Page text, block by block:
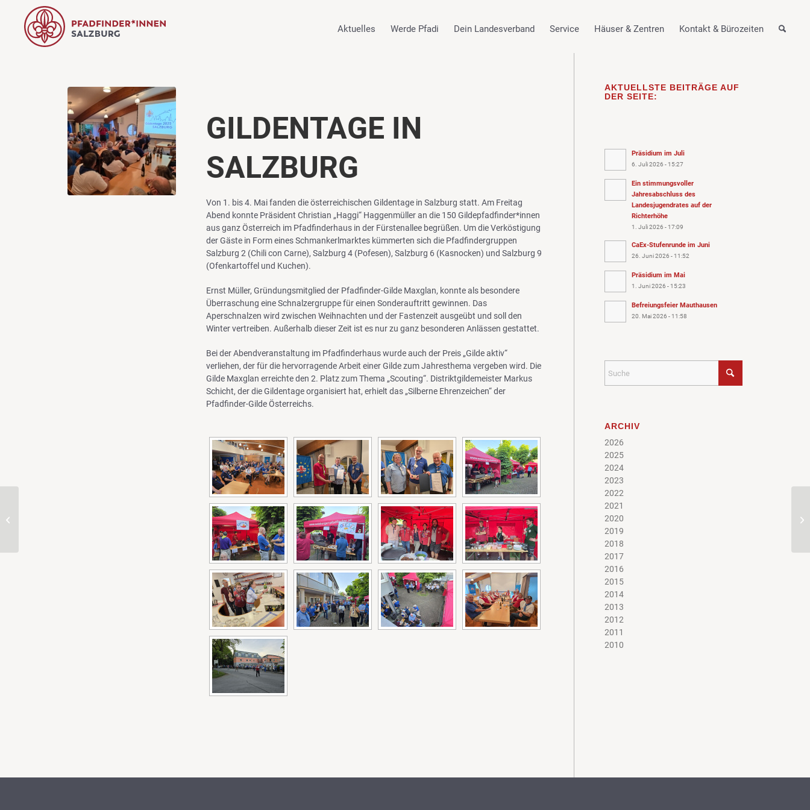
Aktuelles Werde Pfadi Dein Landesverband Service Häuser & Zentren Kontakt & Bürozeiten
GILDENTAGE IN
SALZBURG
Von 1. bis 4. Mai fanden die österreichischen Gildentage in Salzburg statt. Am Freitag
Abend konnte Präsident Christian „Haggi“ Haggenmüller an die 150 Gildepfadfinder*innen
aus ganz Österreich im Pfadfinderhaus in der Fürstenallee begrüßen. Um die Verköstigung
der Gäste in Form eines Schmankerlmarktes kümmerten sich die Pfadfindergruppen
Salzburg 2 (Chili con Carne), Salzburg 4 (Pofesen), Salzburg 6 (Kasnocken) und Salzburg 9
(Ofenkartoffel und Kuchen).
Ernst Müller, Gründungsmitglied der Pfadfinder-Gilde Maxglan, konnte als besondere
Überraschung eine Schnalzergruppe für einen Sonderauftritt gewinnen. Das
Aperschnalzen wird zwischen Weihnachten und der Fastenzeit ausgeübt und soll den
Winter vertreiben. Außerhalb dieser Zeit ist es nur zu ganz besonderen Anlässen gestattet.
Bei der Abendveranstaltung im Pfadfinderhaus wurde auch der Preis „Gilde aktiv“
verliehen, der für die hervorragende Arbeit einer Gilde zum Jahresthema vergeben wird. Die
Gilde Maxglan erreichte den 2. Platz zum Thema „Scouting“. Distriktgildemeister Markus
Schicht, der die Gildentage organisiert hat, erhielt das „Silberne Ehrenzeichen“ der
Pfadfinder-Gilde Österreichs.
AKTUELLSTE BEITRÄGE AUF
DER SEITE:
Präsidium im Juli
6. Juli 2026 - 15:27
Ein stimmungsvoller
Jahresabschluss des
Landesjugendrates auf der
Richterhöhe
1. Juli 2026 - 17:09
CaEx-Stufenrunde im Juni
26. Juni 2026 - 11:52
Präsidium im Mai
1. Juni 2026 - 15:23
Befreiungsfeier Mauthausen
20. Mai 2026 - 11:58
ARCHIV
2026
2025
2024
2023
2022
2021
2020
2019
2018
2017
2016
2015
2014
2013
2012
2011
2010